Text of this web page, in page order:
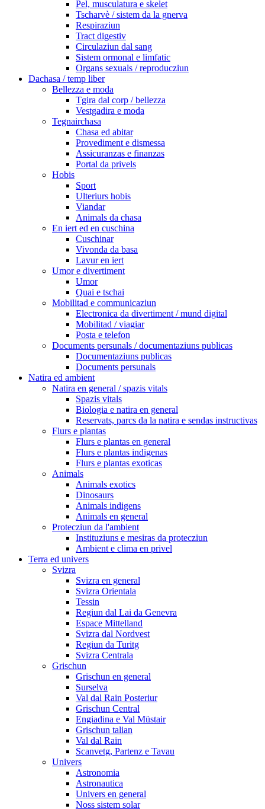
Pel, musculatura e skelet
Tscharvè / sistem da la gnerva
Respiraziun
Tract digestiv
Circulaziun dal sang
Sistem ormonal e limfatic
Organs sexuals / reproducziun
Dachasa / temp liber
Bellezza e moda
Tgira dal corp / bellezza
Vestgadira e moda
Tegnairchasa
Chasa ed abitar
Provediment e dismessa
Assicuranzas e finanzas
Portal da privels
Hobis
Sport
Ulteriurs hobis
Viandar
Animals da chasa
En iert ed en cuschina
Cuschinar
Vivonda da basa
Lavur en iert
Umor e divertiment
Umor
Quai e tschai
Mobilitad e communicaziun
Electronica da divertiment / mund digital
Mobilitad / viagiar
Posta e telefon
Documents persunals / documentaziuns publicas
Documentaziuns publicas
Documents persunals
Natira ed ambient
Natira en general / spazis vitals
Spazis vitals
Biologia e natira en general
Reservats, parcs da la natira e sendas instructivas
Flurs e plantas
Flurs e plantas en general
Flurs e plantas indigenas
Flurs e plantas exoticas
Animals
Animals exotics
Dinosaurs
Animals indigens
Animals en general
Protecziun da l'ambient
Instituziuns e mesiras da protecziun
Ambient e clima en privel
Terra ed univers
Svizra
Svizra en general
Svizra Orientala
Tessin
Regiun dal Lai da Genevra
Espace Mittelland
Svizra dal Nordvest
Regiun da Turitg
Svizra Centrala
Grischun
Grischun en general
Surselva
Val dal Rain Posteriur
Grischun Central
Engiadina e Val Müstair
Grischun talian
Val dal Rain
Scanvetg, Partenz e Tavau
Univers
Astronomia
Astronautica
Univers en general
Noss sistem solar